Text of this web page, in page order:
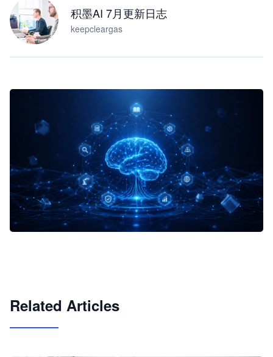
积墨AI 7月更新日志
keepcleargas
Related Articles